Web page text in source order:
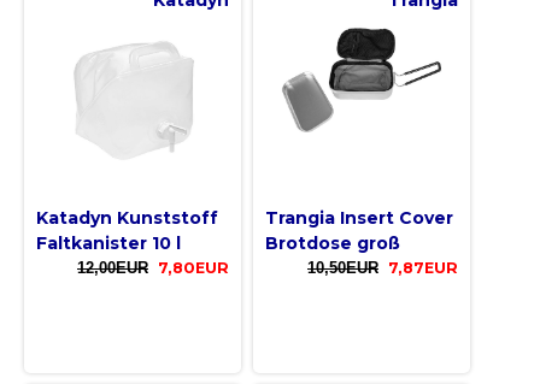
Katadyn Kunststoff
Faltkanister 10 l
12,00EUR 7,80EUR
Trangia Insert Cover
Brotdose groß
10,50EUR 7,87EUR